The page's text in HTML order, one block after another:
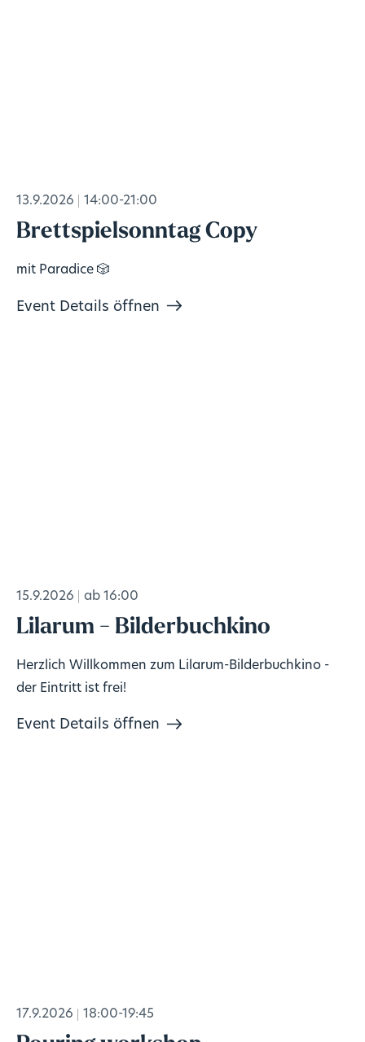
13.9.2026 14:00-21:00
Brettspielsonntag Copy
mit Paradice 🎲
Event Details öffnen
15.9.2026 ab 16:00
Lilarum - Bilderbuchkino
Herzlich Willkommen zum Lilarum-Bilderbuchkino -
der Eintritt ist frei!
Event Details öffnen
17.9.2026 18:00-19:45